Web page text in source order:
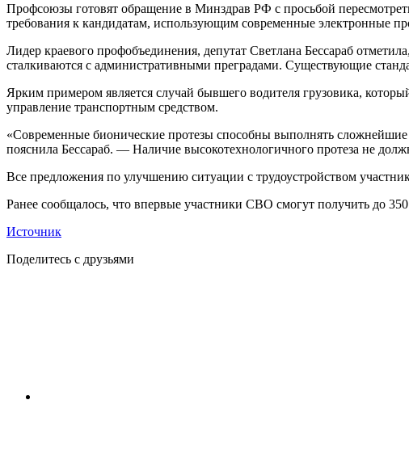
Профсоюзы готовят обращение в Минздрав РФ с просьбой
требования к кандидатам, использующим современные электронные
Лидер краевого профобъединения, депутат Светлана Бессараб
сталкиваются с административными преградами. Существующие
Ярким примером является случай бывшего водителя грузовика,
управление транспортным средством.
«Современные бионические протезы способны выполнять сложнейшие
пояснила Бессараб. — Наличие высокотехнологичного протеза не
Все предложения по улучшению ситуации с трудоустройством
Ранее сообщалось, что впервые участники СВО смогут получить до
Источник
Поделитесь с друзьями